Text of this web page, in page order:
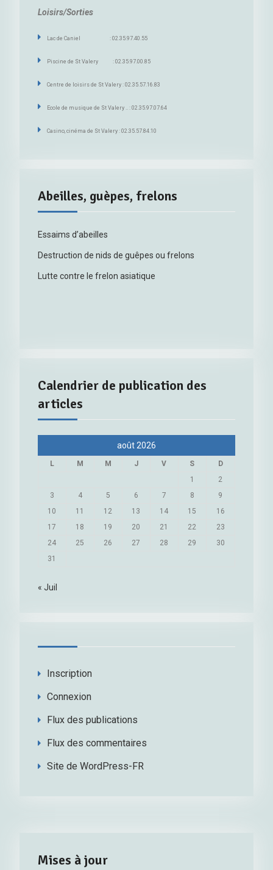
Loisirs/Sorties
Lac de Caniel : 02.35.97.40.55
Piscine de St Valery : 02.35.97.00.85
Centre de loisirs de St Valery : 02.35.57.16.83
Ecole de musique de St Valery .. : 02.35.97.07.64
Casino, cinéma de St Valery : 02.35.57.84.10
Abeilles, guèpes, frelons
Essaims d’abeilles
Destruction de nids de guêpes ou frelons
Lutte contre le frelon asiatique
Calendrier de publication des
articles
août 2026
L M M J V S
D
1
2
3
4 5 6 7 8
9
10
11 12 13 14 15
16
17
18 19 20 21 22
23
24
25 26 27 28 29
30
31
« Juil
Inscription
Connexion
Flux des publications
Flux des commentaires
Site de WordPress-FR
Mises à jour